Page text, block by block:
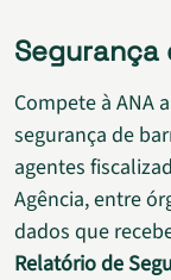
Segurança
Compete à ANA
segurança de
agentes
Agência, entre
dados que
Relatório de